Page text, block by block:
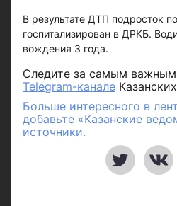
В результате ДТП подросток
госпитализирован в ДРКБ.
вождения 3 года.
Следите за самым
Telegram-канале
Больше интересного в
добавьте «Казанские
источники.